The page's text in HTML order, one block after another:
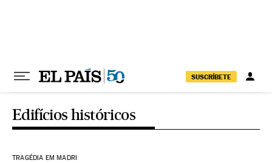
SUSCRÍBETE
Edifícios históricos
TRAGÉDIA EM MADRI